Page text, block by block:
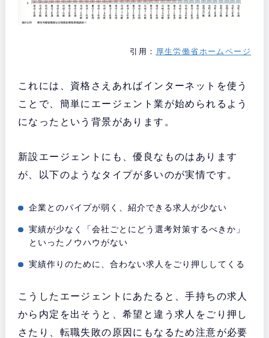
引用： 厚生労働省ホームページ
これには、資格さえあればインターネットを使う
ことで、簡単にエージェント業が始められるよう
になったという背景があります。
新設エージェントにも、優良なものはあります
が、以下のようなタイプが多いのが実情です。
企業とのパイプが弱く、紹介できる求人が少ない
実績が少なく「会社ごとにどう選考対策するべきか」
といったノウハウがない
実績作りのために、合わない求人をごり押ししてくる
こうしたエージェントにあたると、手持ちの求人
から内定を出そうと、希望と違う求人をごり押し
さたり、転職失敗の原因にもなるため注意が必要